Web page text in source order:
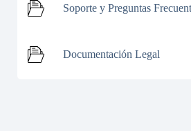
Soporte y Preguntas
Documentación Legal